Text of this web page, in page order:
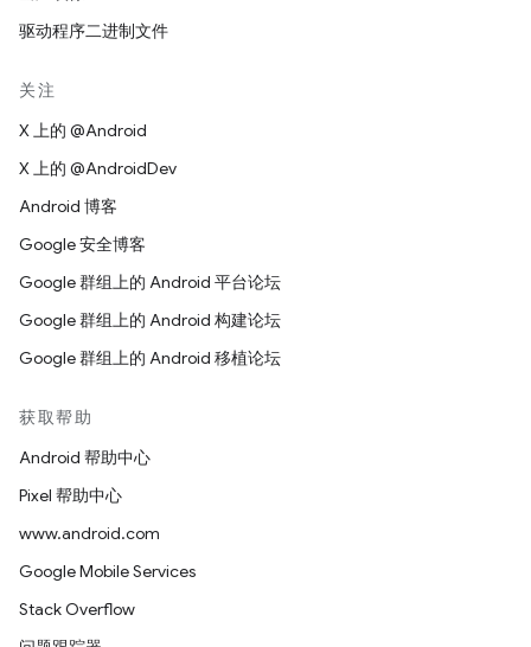
驱动程序二进制文件
关注
X 上的 @Android
X 上的 @AndroidDev
Android 博客
Google 安全博客
Google 群组上的 Android 平台论坛
Google 群组上的 Android 构建论坛
Google 群组上的 Android 移植论坛
获取帮助
Android 帮助中心
Pixel 帮助中心
www.android.com
Google Mobile Services
Stack Overflow